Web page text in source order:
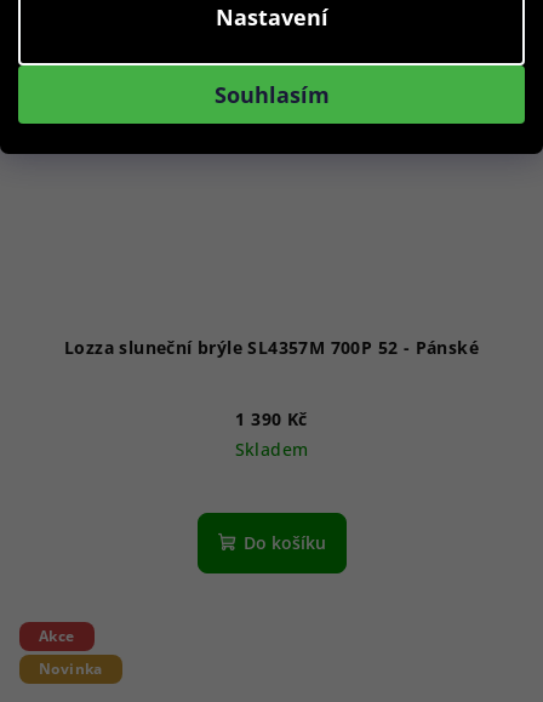
Nastavení
Souhlasím
Lozza sluneční brýle SL4357M 700P 52 - Pánské
1 390 Kč
Skladem
Do košíku
Akce
Novinka